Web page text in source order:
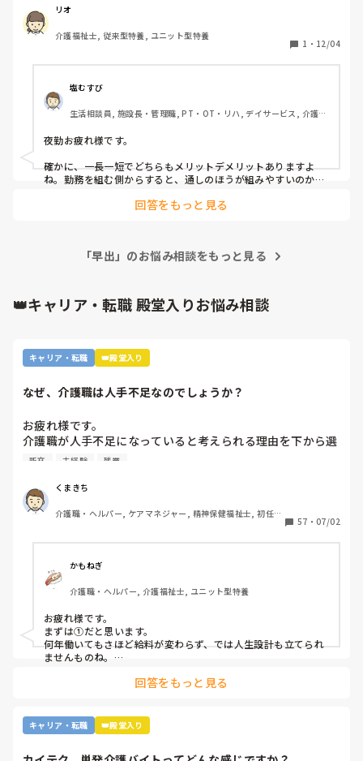
には変えず、排泄回り終わるまで変えません。パットも少し
の汚れでは変えない、職員の言葉遣いが悪いなど、悪い印象
しかありません。看護師も何も清潔面に対して、なにも言わ
直ぐに辞めるのは自分自身が嫌だし、悪い所しか見ないのは
ダメだと思うので、最低1年は続けるべきかなとは思ってま
すが、心が折れそうではあります。転職された人達はどうや
って壁を乗り切っていましか？？耐えるしかないのですかね
🥲
今の施設は8時間だけど、
自分は両方経験してるから、どっちでも良いんだよな〜…
時間短い方が良いから今の所に来たのであって、、
90%くらいの確率で出勤(早出が多い…)    稀に休みか夜勤か
入入も普通にある(｡⊿°」∠)
明け→休みが欲しい人は、16時間が良いんだろうし
良し悪し、個人が合うか合わないか、、
こればっかりは、経験しないと分からないよな〜〜🫥
と、現在(夜勤帯)に考えてるなう笑笑💸 ͗ ͗
リオ
介護福祉士, 従来型特養, ユニット型特養
1 ・ 12/04
塩むすび
生活相談員, 施設長・管理職, PT・OT・リハ, デイサービス, 介護事
夜勤お疲れ様です。
確かに、一長一短でどちらもメリットデメリットありますよ
ね。勤務を組む側からすると、通しのほうが組みやすいのか
でも、もし欠員になった時のダメージは通しのほうが大きい
回答をもっと見る
「早出」のお悩み相談をもっと見る
👑キャリア・転職 殿堂入りお悩み相談
キャリア・転職 👑殿堂入り
なぜ、介護職は人手不足なのでしょうか？
お疲れ様です。
介護職が人手不足になっていると考えられる理由を下から選
んで下さい
②利用者に叩かれるなど危険があるから。
③他業種に転職できるスキルがつかなさそうだから。
④職場の立地が悪いところが多いから。
⑥施設を作りすぎているから。
⑦時間外労働が多いから。
⑧介護の業界人が綺麗事しか言わないから。
⑨人がいないのに新卒を優遇するから。
⑩未経験可の求人しかないから。
11マネジメント層がまともでないから。
12その他
新卒 未経験 残業
くまきち
介護職・ヘルパー, ケアマネジャー, 精神保健福祉士, 初任者
57 ・ 07/02
かもねぎ
介護職・ヘルパー, 介護福祉士, ユニット型特養
お疲れ様です。
まずは①だと思います。
何年働いてもさほど給料が変わらず、では人生設計も立てられ
ませんものね。
回答をもっと見る
キャリア・転職 👑殿堂入り